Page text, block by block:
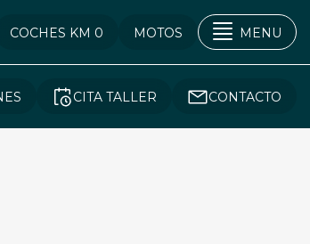
COCHES KM 0 MOTOS MENU
CITA TALLER CONTACTO